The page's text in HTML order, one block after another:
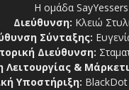
Η ομάδα SayYessers
Διεύθυνση: Κλειώ
Σύνταξης:
Διεύθυνση:
Λειτουργίας &
Υποστήριξη: BlackDot